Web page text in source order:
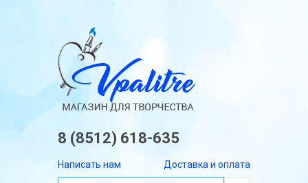
8 (8512) 618-635
Написать нам Доставка и оплата